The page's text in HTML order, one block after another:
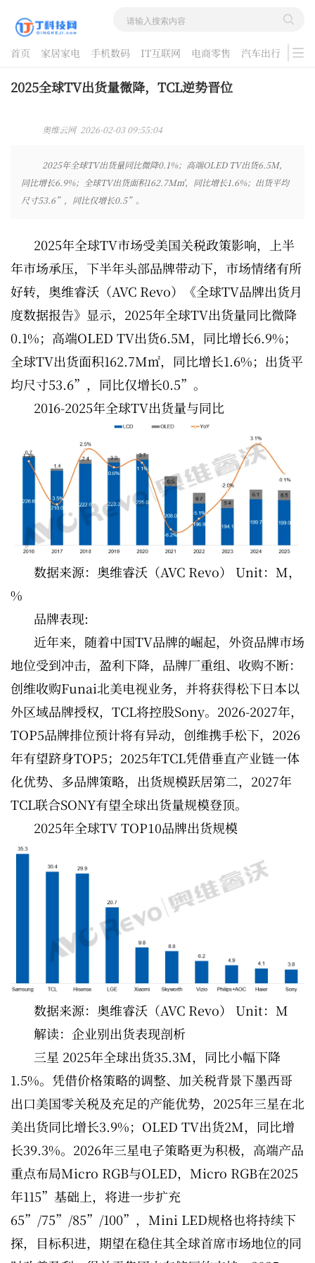
首页 家居家电 手机数码 IT互联网 电商零售 汽车出行
游戏
酷品评测
2025全球TV出货量微降，TCL逆势晋位
奥维云网 2026-02-03 09:55:04
2025年全球TV出货量同比微降0.1%；高端OLED TV出货6.5M，
同比增长6.9%；全球TV出货面积162.7M㎡，同比增长1.6%；出货平均
尺寸53.6”，同比仅增长0.5”。
2025年全球TV市场受美国关税政策影响，上半
年市场承压，下半年头部品牌带动下，市场情绪有所
好转，奥维睿沃（AVC Revo）《全球TV品牌出货月
度数据报告》显示，2025年全球TV出货量同比微降
0.1%；高端OLED TV出货6.5M，同比增长6.9%；
全球TV出货面积162.7M㎡，同比增长1.6%；出货平
均尺寸53.6”，同比仅增长0.5”。
2016-2025年全球TV出货量与同比
数据来源：奥维睿沃（AVC Revo） Unit：M，
%
品牌表现:
近年来，随着中国TV品牌的崛起，外资品牌市场
地位受到冲击，盈利下降，品牌厂重组、收购不断：
创维收购Funai北美电视业务，并将获得松下日本以
外区域品牌授权，TCL将控股Sony。2026-2027年，
TOP5品牌排位预计将有异动，创维携手松下，2026
年有望跻身TOP5；2025年TCL凭借垂直产业链一体
化优势、多品牌策略，出货规模跃居第二，2027年
TCL联合SONY有望全球出货量规模登顶。
2025年全球TV TOP10品牌出货规模
数据来源：奥维睿沃（AVC Revo） Unit：M
解读：企业别出货表现剖析
三星 2025年全球出货35.3M，同比小幅下降
1.5%。凭借价格策略的调整、加关税背景下墨西哥
出口美国零关税及充足的产能优势，2025年三星在北
美出货同比增长3.9%；OLED TV出货2M，同比增
长39.3%。2026年三星电子策略更为积极，高端产品
重点布局Micro RGB与OLED，Micro RGB在2025
年115”基础上，将进一步扩充
65”/75”/85”/100”，Mini LED规格也将持续下
探，目标积进，期望在稳住其全球首席市场地位的同